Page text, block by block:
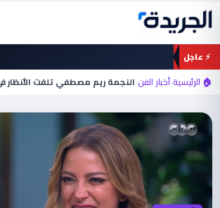
تخطي
المحتوى
⚡ عاجل
🏠 الرئيسية›أخبار الفن›النجمة ريم مصطفي تلفت